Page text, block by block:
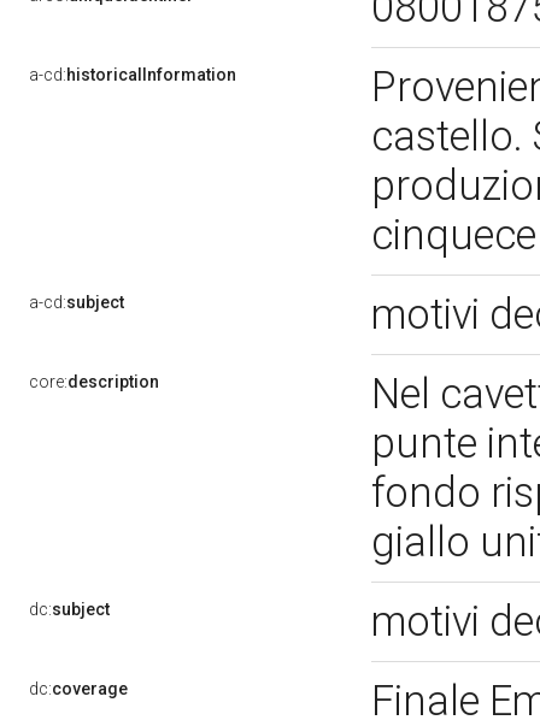
a-cd:historicalInformation
castello.
a-cd:subject motivi
core:description
Nel
punte
fondo
giallo
dc:subject motivi
dc:coverage Finale